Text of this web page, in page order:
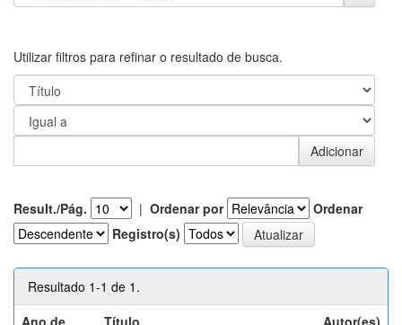
Utilizar filtros para refinar o resultado de busca.
Result./Pág. | Ordenar por
Ordenar
Registro(s)
Resultado 1-1 de 1.
Ano de
Título Autor(es)